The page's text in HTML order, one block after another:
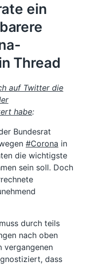
ein
Thread
auf Twitter die
habe:
Bundesrat
#Corona in
die wichtigste
sein soll. Doch
muss durch teils
nach oben
vergangenen
dass